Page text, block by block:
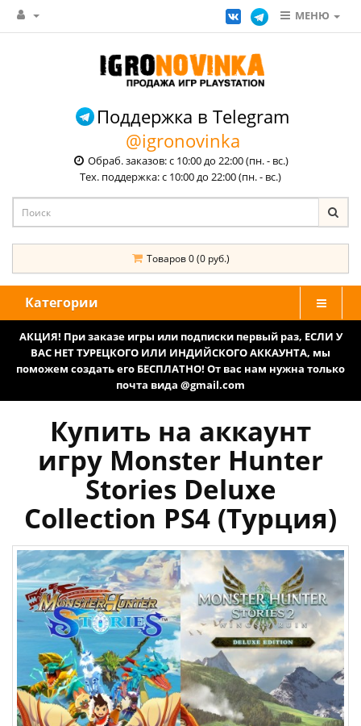
МЕНЮ
Поддержка в Telegram
@igronovinka
Обраб. заказов: с 10:00 до 22:00 (пн. - вс.)
Тех. поддержка: с 10:00 до 22:00 (пн. - вс.)
Товаров 0 (0 руб.)
Категории
АКЦИЯ! При заказе игры или подписки первый раз, ЕСЛИ У
ВАС НЕТ ТУРЕЦКОГО ИЛИ ИНДИЙСКОГО АККАУНТА, мы
поможем создать его БЕСПЛАТНО! От вас нам нужна только
почта вида @gmail.com
Купить на аккаунт
игру Monster Hunter
Stories Deluxe
Collection PS4 (Турция)